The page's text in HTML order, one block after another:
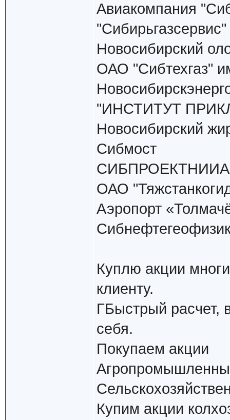
Авиакомпания
"Сибирьгазсервис"
Новосибирский
ОАО "Сибтехгаз"
"ИНСТИТУТ
Новосибирский
Сибмост
ОАО
Аэропорт
Куплю акции
клиенту.
ГБыстрый расчет,
себя.
Покупаем акции
Купим акции